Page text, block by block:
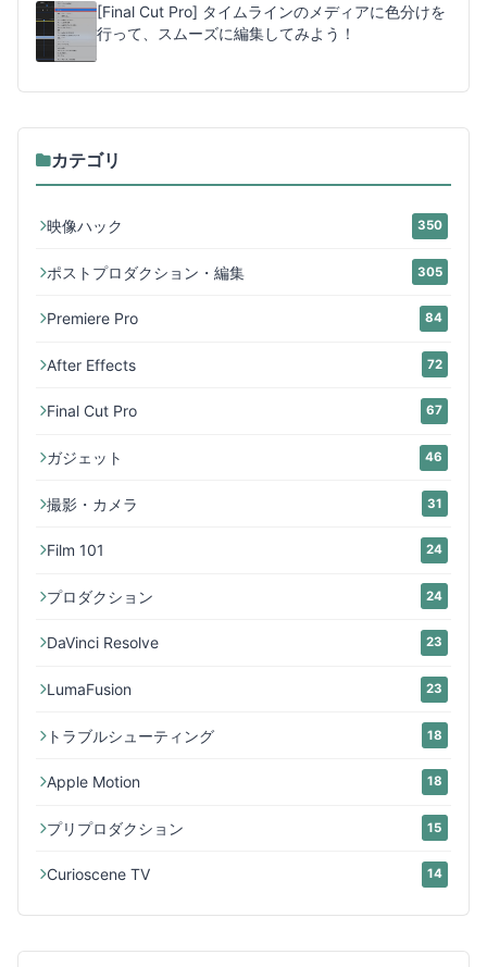
[Final Cut Pro] タイムラインのメディアに色分けを
行って、スムーズに編集してみよう！
カテゴリ
映像ハック 350
ポストプロダクション・編集 305
Premiere Pro 84
After Effects 72
Final Cut Pro 67
ガジェット 46
撮影・カメラ 31
Film 101 24
プロダクション 24
DaVinci Resolve 23
LumaFusion 23
トラブルシューティング 18
Apple Motion 18
プリプロダクション 15
Curioscene TV 14